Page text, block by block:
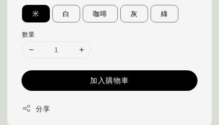
米 白 咖啡 灰 綠
數量
加入購物車
分享